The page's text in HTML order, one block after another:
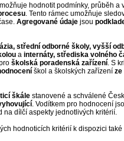
hodnotit podmínky, průběh a
. Tento rámec umožňuje
Agregované údajejsou
střední odborné školy, vyšší
ainternáty, střediska volného
školská poradenská zařízení. S
škol a školských zařízení ze
škálestanovené a schválené
. Vodítkem pro hodnocení
na dílčí aspekty jednotlivých kritérií.
hodnoticích kritérií k dispozici také